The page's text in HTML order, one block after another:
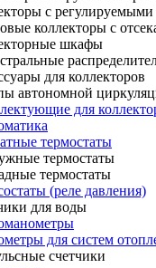
с
коллекторы с
шкафы
для коллекторов
автономной
для
термостаты
термостаты
термостаты
(реле давления)
для воды
для систем
счетчики